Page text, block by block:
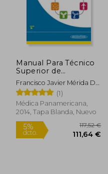
5%
dcto. 4,01 €
Manual Para Técnico
Superior de
Laboratorio Clínico y
Biomédico
Francisco Javier Mérida De
La Torre
(1)
Médica Panamericana,
2014, Tapa Blanda, Nuevo